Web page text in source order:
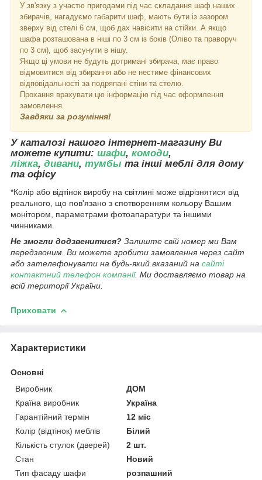
У зв'язку з участю пригодами під час складання шаф наших
збирачів, нагадуємо габарити шаф, мають бути із зазором
зверху від стелі 6 см, щоб дах навісити на стійки. А якщо
шафа розташована в ніші по 3 см із боків (Оліво та праворуч
по 3 см), щоб засунути в нішу.
Якщо ці умови не будуть дотримані збирача, має право
відмовитися від збирання або не нестиме фінансових
відповідальності за подряпані стіни та стелю.
Прохання врахувати цю інформацію під час оформлення
замовлення.
Завдяки за розуміння!
У каталозі нашого інтернет-магазину Ви
можете купити: шафи, комоди,
ліжка, дивани, тумбы та інші меблі для дому
та офісу
*Колір або відтінок виробу на світлині може відрізнятися від
реального, що пов'язано з спотворенням кольору Вашим
монітором, параметрами фотоапаратури та іншими
чинниками.
Не змогли додзвенитися? Залиште свій номер ми Вам
передзвоним. Ви можете зробити замовлення через сайт
або зателефонувати на будь-який вказаний на сайті
контактний телефон компанії. Ми доставляємо товар на
всій території України.
Приховати
Характеристики
Основні
Виробник
ДОМ
Країна виробник
Україна
Гарантійний термін
12 міс
Колір (відтінок) меблів
Білий
Кількість стулок (дверей)
2 шт.
Стан
Новий
Тип фасаду шафи
розпашний